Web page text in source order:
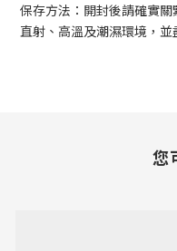
保存方法：開封後請確實
直射、高溫及潮濕環境，並
您